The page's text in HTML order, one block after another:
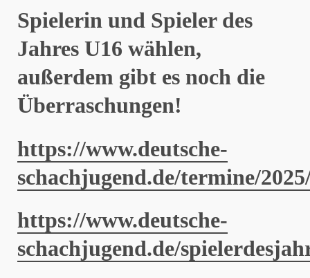
Spielerin und Spieler des
Jahres U16 wählen,
außerdem gibt es noch die
Überraschungen!
https://www.deutsche-
schachjugend.de/termine/
https://www.deutsche-
schachjugend.de/